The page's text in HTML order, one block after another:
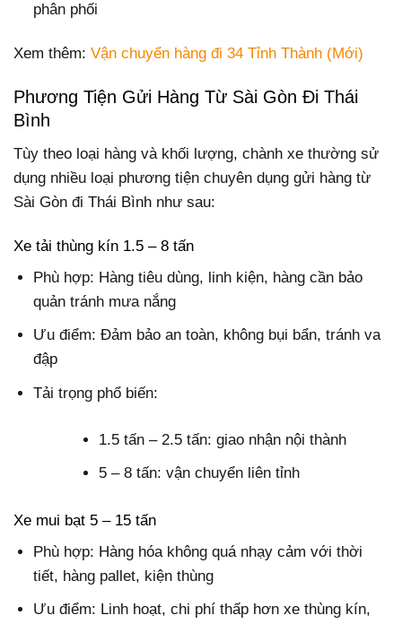
phân phối
Xem thêm: Vận chuyển hàng đi 34 Tỉnh Thành (Mới)
Phương Tiện Gửi Hàng Từ Sài Gòn Đi Thái
Bình
Tùy theo loại hàng và khối lượng, chành xe thường sử
dụng nhiều loại phương tiện chuyên dụng gửi hàng từ
Sài Gòn đi Thái Bình như sau:
Xe tải thùng kín 1.5 – 8 tấn
Phù hợp: Hàng tiêu dùng, linh kiện, hàng cần bảo
quản tránh mưa nắng
Ưu điểm: Đảm bảo an toàn, không bụi bẩn, tránh va
đập
Tải trọng phổ biến:
1.5 tấn – 2.5 tấn: giao nhận nội thành
5 – 8 tấn: vận chuyển liên tỉnh
Xe mui bạt 5 – 15 tấn
Phù hợp: Hàng hóa không quá nhạy cảm với thời
tiết, hàng pallet, kiện thùng
Ưu điểm: Linh hoạt, chi phí thấp hơn xe thùng kín,